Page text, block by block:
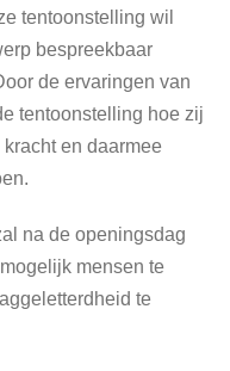
tentoonstelling wil
bespreekbaar
de ervaringen van
tentoonstelling hoe zij
en daarmee
na de openingsdag
mensen te
te